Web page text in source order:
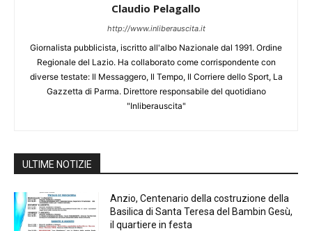
Claudio Pelagallo
http://www.inliberauscita.it
Giornalista pubblicista, iscritto all'albo Nazionale dal 1991. Ordine
Regionale del Lazio. Ha collaborato come corrispondente con
diverse testate: Il Messaggero, Il Tempo, Il Corriere dello Sport, La
Gazzetta di Parma. Direttore responsabile del quotidiano
"Inliberauscita"
ULTIME NOTIZIE
Anzio, Centenario della costruzione della
Basilica di Santa Teresa del Bambin Gesù,
il quartiere in festa